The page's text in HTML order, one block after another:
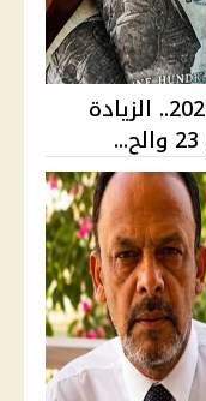
موعد صرف مرتبات أغسطس 2026.. الزيادة